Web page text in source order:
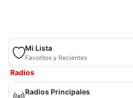
Mi Lista
Favoritos y Recientes
Radios
Radios Principales